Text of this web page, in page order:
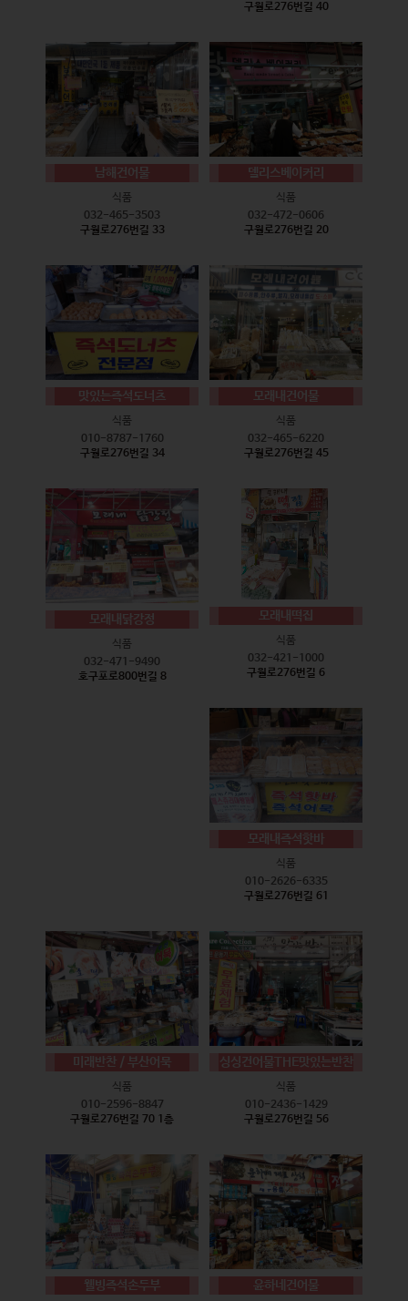
구월로276번길 40
남해건어물
식품
032-465-3503
구월로276번길 33
델리스베이커리
식품
032-472-0606
구월로276번길 20
맛있는즉석도너츠
식품
010-8787-1760
구월로276번길 34
모래내건어물
식품
032-465-6220
구월로276번길 45
모래내닭강정
식품
032-471-9490
호구포로800번길 8
모래내떡집
식품
032-421-1000
구월로276번길 6
모래내즉석핫바
식품
010-2626-6335
구월로276번길 61
미래반찬 / 부산어묵
식품
010-2596-8847
구월로276번길 70 1층
싱싱건어물THE맛있는반찬
식품
010-2436-1429
구월로276번길 56
웰빙즉석손두부 윤하네건어물